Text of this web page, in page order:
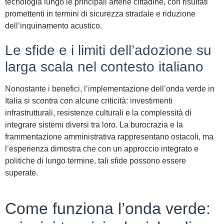
promettenti in termini di sicurezza stradale e riduzione
dell’inquinamento acustico.
Le sfide e i limiti dell’adozione su
larga scala nel contesto italiano
Nonostante i benefici, l’implementazione dell’onda verde in
Italia si scontra con alcune criticità: investimenti
infrastrutturali, resistenze culturali e la complessità di
integrare sistemi diversi tra loro. La burocrazia e la
frammentazione amministrativa rappresentano ostacoli, ma
l’esperienza dimostra che con un approccio integrato e
politiche di lungo termine, tali sfide possono essere
superate.
Come funziona l’onda verde: